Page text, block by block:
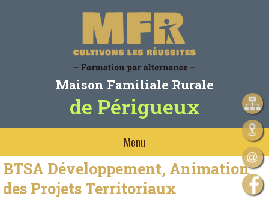
Maison Familiale Rurale
de Périgueux
Menu
BTSA Développement, Animation
des Projets Territoriaux